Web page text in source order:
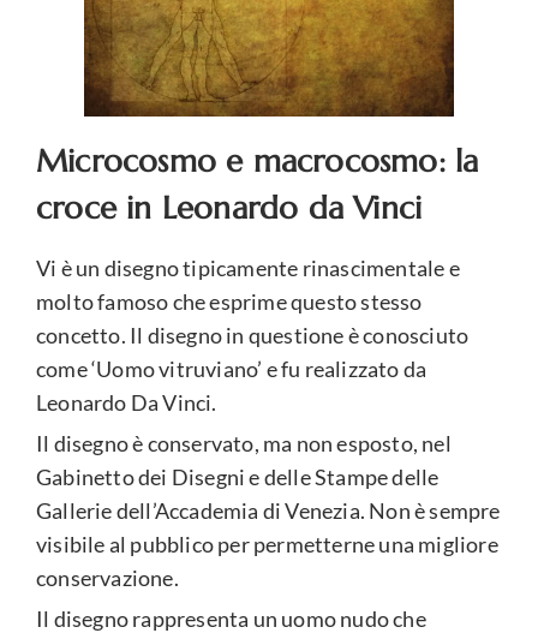
Microcosmo e macrocosmo: la
croce in Leonardo da Vinci
Vi è un disegno tipicamente rinascimentale e
molto famoso che esprime questo stesso
concetto. Il disegno in questione è conosciuto
come ‘Uomo vitruviano’ e fu realizzato da
Leonardo Da Vinci.
Il disegno è conservato, ma non esposto, nel
Gabinetto dei Disegni e delle Stampe delle
Gallerie dell’Accademia di Venezia. Non è sempre
visibile al pubblico per permetterne una migliore
conservazione.
Il disegno rappresenta un uomo nudo che